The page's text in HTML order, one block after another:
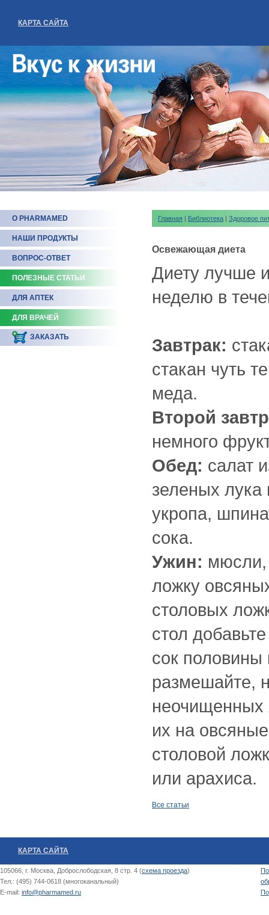
КАРТА САЙТА
О PHARMAMED
НАШИ ПРОДУКТЫ
ВОПРОС-ОТВЕТ
ПОЛЕЗНЫЕ СТАТЬИ
ДЛЯ АПТЕК
ДЛЯ ВРАЧЕЙ
ЗАКАЗАТЬ
Главная | Библиотека | Здоровое
Освежающая диета
Диету лучше
неделю в
Завтрак:
стакан чуть
меда.
Второй
немного
Обед: салат
зеленых лука
укропа,
сока.
Ужин: мюсли,
ложку
столовых
стол
сок
размешайте,
неочищенных
их на
столовой
или арахиса.
Все статьи
КАРТА САЙТА
105066, г. Москва, Доброслободская, 8 стр. 4 (схема проезда)
Тел.: (495) 744-0618 (многоканальный)
E-mail: info@pharmamed.ru